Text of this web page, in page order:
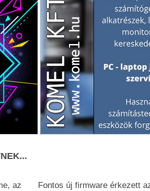
az
Fontos új firmware érkezett